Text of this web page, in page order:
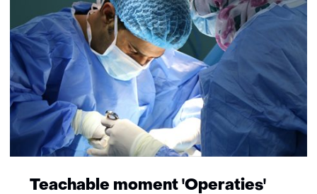
Teachable moment 'Operaties'